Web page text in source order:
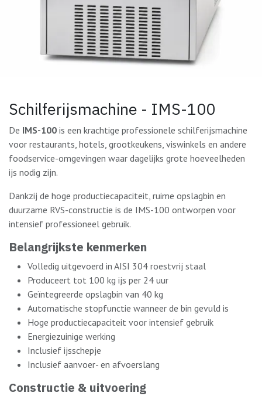
Schilferijsmachine - IMS-100
De IMS-100 is een krachtige professionele schilferijsmachine
voor restaurants, hotels, grootkeukens, viswinkels en andere
foodservice-omgevingen waar dagelijks grote hoeveelheden
ijs nodig zijn.
Dankzij de hoge productiecapaciteit, ruime opslagbin en
duurzame RVS-constructie is de IMS-100 ontworpen voor
intensief professioneel gebruik.
Belangrijkste kenmerken
Volledig uitgevoerd in AISI 304 roestvrij staal
Produceert tot 100 kg ijs per 24 uur
Geïntegreerde opslagbin van 40 kg
Automatische stopfunctie wanneer de bin gevuld is
Hoge productiecapaciteit voor intensief gebruik
Energiezuinige werking
Inclusief ijsschepje
Inclusief aanvoer- en afvoerslang
Constructie & uitvoering